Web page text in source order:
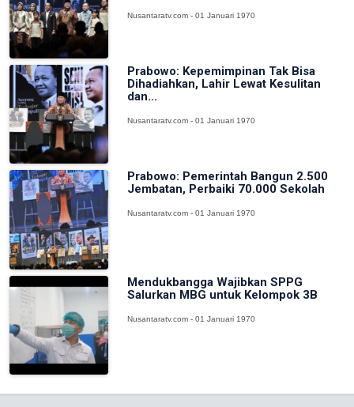
Nusantaratv.com - 01 Januari 1970
Prabowo: Kepemimpinan Tak Bisa
Dihadiahkan, Lahir Lewat Kesulitan
dan...
Nusantaratv.com - 01 Januari 1970
Prabowo: Pemerintah Bangun 2.500
Jembatan, Perbaiki 70.000 Sekolah
Nusantaratv.com - 01 Januari 1970
Mendukbangga Wajibkan SPPG
Salurkan MBG untuk Kelompok 3B
Nusantaratv.com - 01 Januari 1970